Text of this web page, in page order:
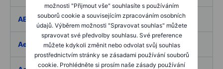
možnosti "Přijmout vše" souhlasíte s používáním
souborů cookie a souvisejícím zpracováním osobních
údajů. Výběrem možnosti "Spravovat souhlas" můžete
spravovat své předvolby souhlasu. Své preference
můžete kdykoli změnit nebo odvolat svůj souhlas
prostřednictvím stránky se zásadami používání souborů
cookie. Prohlédněte si prosím naše zásady používání
AECOM
Aedes SpA